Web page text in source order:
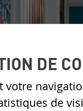
DE
votre
de